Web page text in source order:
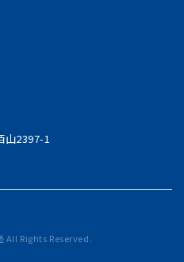
山2397-1
All Rights Reserved.